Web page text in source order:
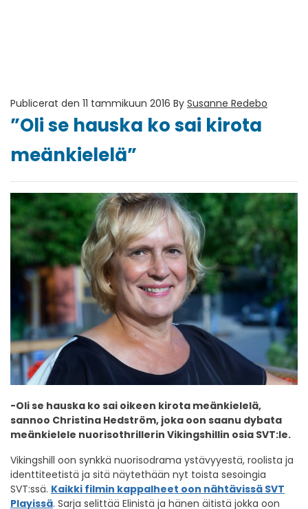
Publicerat den 11 tammikuun 2016 By Susanne Redebo
”Oli se hauska ko sai kirota
meänkielelä”
-Oli se hauska ko sai oikeen kirota meänkielelä,
sannoo Christina Hedström, joka oon saanu dybata
meänkielele nuorisothrillerin Vikingshillin osia SVT:le.
Vikingshill oon synkkä nuorisodrama ystävyyestä, roolista ja
identtiteetistä ja sitä näytethään nyt toista sesoingia
SVT:ssä. Kaikki filmin kappalheet oon nähtävissä SVT
Playissä. Sarja selittää Elinistä ja hänen äitistä jokka oon